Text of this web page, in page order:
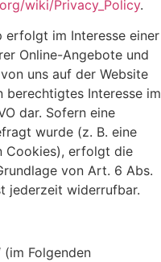
wiki/Privacy_Policy.
erfolgt im Interesse einer
Online-Angebote und
uns auf der Website
berechtigtes Interesse im
dar. Sofern eine
wurde (z. B. eine
Cookies), erfolgt die
von Art. 6 Abs.
jederzeit widerrufbar.
(im Folgenden